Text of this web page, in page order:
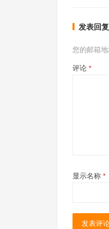
发表回复
您的邮箱地
评论 *
显示名称 *